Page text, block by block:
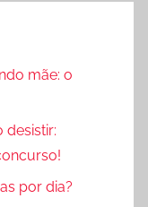
mãe: o
desistir:
por dia?